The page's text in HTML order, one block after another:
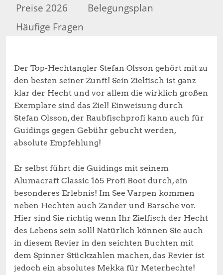
Preise 2026
Belegungsplan
Häufige Fragen
Der Top-Hechtangler Stefan Olsson gehört mit zu
den besten seiner Zunft! Sein Zielfisch ist ganz
klar der Hecht und vor allem die wirklich großen
Exemplare sind das Ziel! Einweisung durch
Stefan Olsson, der Raubfischprofi kann auch für
Guidings gegen Gebühr gebucht werden,
absolute Empfehlung!
Er selbst führt die Guidings mit seinem
Alumacraft Classic 165 Profi Boot durch, ein
besonderes Erlebnis! Im See Varpen kommen
neben Hechten auch Zander und Barsche vor.
Hier sind Sie richtig wenn Ihr Zielfisch der Hecht
des Lebens sein soll! Natürlich können Sie auch
in diesem Revier in den seichten Buchten mit
dem Spinner Stückzahlen machen, das Revier ist
jedoch ein absolutes Mekka für Meterhechte!